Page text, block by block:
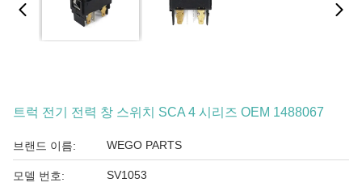
트럭 전기 전력 창 스위치 SCA 4 시리즈 OEM 1488067
브랜드 이름: WEGO PARTS
모델 번호: SV1053